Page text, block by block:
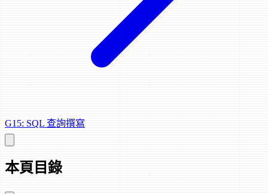
G15: SQL 查詢撰寫
本頁目錄